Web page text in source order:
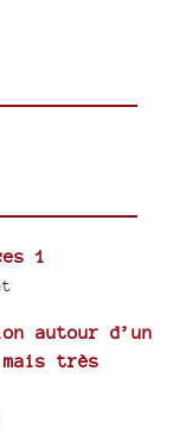
1
autour d’un
très